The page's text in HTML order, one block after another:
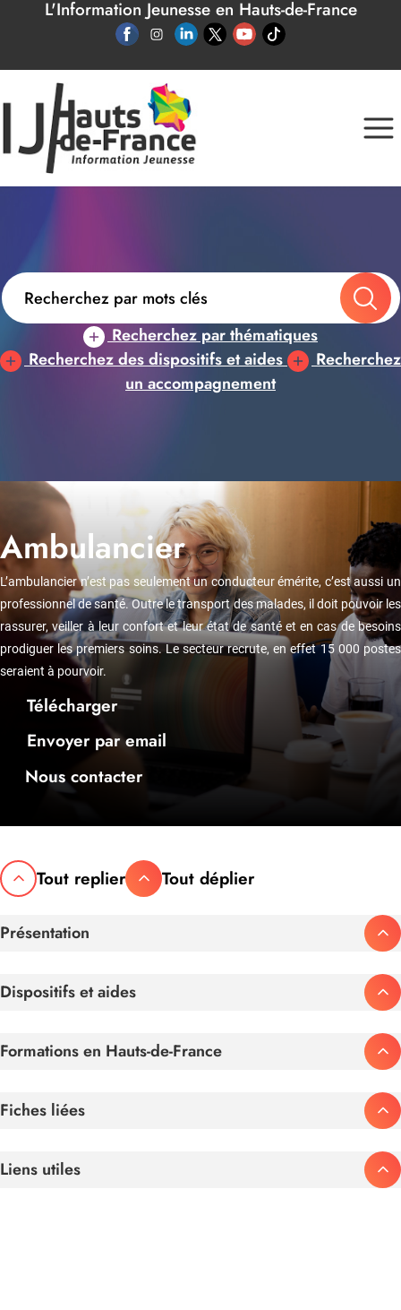
Panneau de gestion des cookies
L'Information Jeunesse en Hauts-de-France
Recherchez par thématiques
Recherchez des dispositifs et aides
Recherchez
un accompagnement
Ambulancier
L’ambulancier n’est pas seulement un conducteur émérite, c’est aussi un
professionnel de santé. Outre le transport des malades, il doit pouvoir les
rassurer, veiller à leur confort et leur état de santé et en cas de besoins
prodiguer les premiers soins. Le secteur recrute, en effet 15 000 postes
seraient à pourvoir.
Télécharger
Envoyer par email
Nous contacter
Tout replier Tout déplier
Présentation
Dispositifs et aides
Formations en Hauts-de-France
Fiches liées
Liens utiles